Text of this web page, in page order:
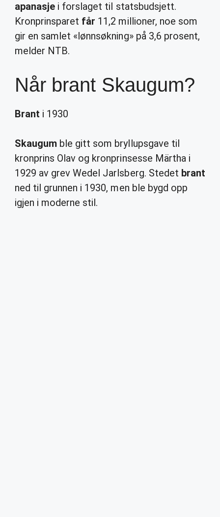
apanasje i forslaget til statsbudsjett.
Kronprinsparet får 11,2 millioner, noe som
gir en samlet «lønnsøkning» på 3,6 prosent,
melder NTB.
Når brant Skaugum?
Brant i 1930
Skaugum ble gitt som bryllupsgave til
kronprins Olav og kronprinsesse Märtha i
1929 av grev Wedel Jarlsberg. Stedet brant
ned til grunnen i 1930, men ble bygd opp
igjen i moderne stil.